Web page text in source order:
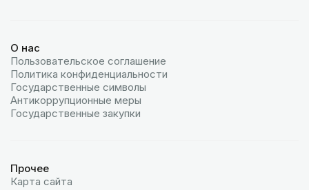
О нас
Пользовательское соглашение
Политика конфиденциальности
Государственные символы
Антикоррупционные меры
Государственные закупки
Прочее
Карта сайта